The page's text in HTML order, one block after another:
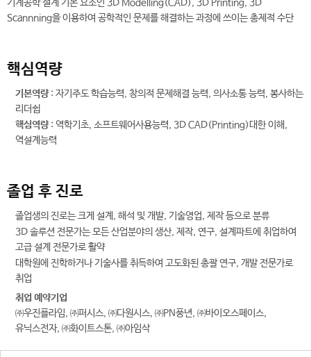
기계공학 설계 기본 요소인 3D Modelling(CAD), 3D Printing, 3D
Scannning을 이용하여 공학적인 문제를 해결하는 과정에 쓰이는 총제적 수단
핵심역량
기본역량: 자기주도 학습능력, 창의적 문제해결 능력, 의사소통 능력, 봉사하는
리더쉽
핵심역량: 역학기초, 소프트웨어사용능력, 3D CAD(Printing)대한 이해,
역설계능력
졸업 후 진로
졸업생의 진로는 크게 설계, 해석 및 개발, 기술영업, 제작 등으로 분류
3D 솔루션 전문가는 모든 산업분야의 생산, 제작, 연구, 설계파트에 취업하여
고급 설계 전문가로 활약
대학원에 진학하거나 기술사를 취득하여 고도화된 총괄 연구, 개발 전문가로
취업
취업 예약기업
㈜우진플라임, ㈜퍼시스, ㈜다원시스, ㈜PN풍년, ㈜바이오스페이스,
유닉스전자, ㈜화이트스톤, ㈜아임삭